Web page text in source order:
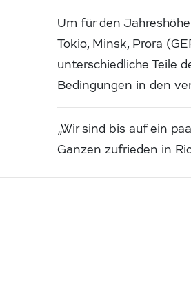
Um für den
Tokio, Minsk, Prora
unterschiedliche Teile
Bedingungen in den
„Wir sind bis auf ein
Ganzen zufrieden in